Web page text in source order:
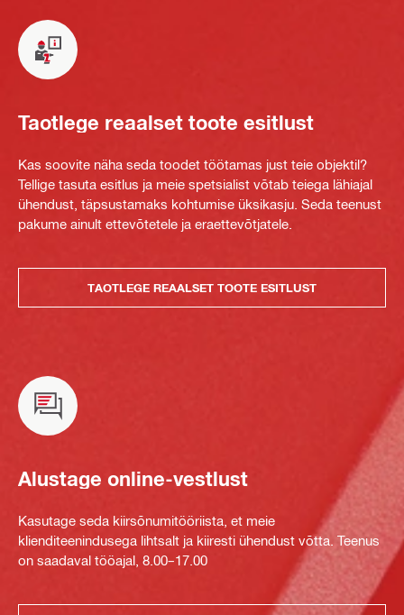
Taotlege reaalset toote esitlust
Kas soovite näha seda toodet töötamas just teie objektil?
Tellige tasuta esitlus ja meie spetsialist võtab teiega lähiajal
ühendust, täpsustamaks kohtumise üksikasju. Seda teenust
pakume ainult ettevõtetele ja eraettevõtjatele.
TAOTLEGE REAALSET TOOTE ESITLUST
Alustage online-vestlust
Kasutage seda kiirsõnumitööriista, et meie
klienditeenindusega lihtsalt ja kiiresti ühendust võtta. Teenus
on saadaval tööajal, 8.00–17.00